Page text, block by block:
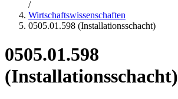
/
Wirtschaftswissenschaften
0505.01.598 (Installationsschacht)
0505.01.598
(Installationsschacht)